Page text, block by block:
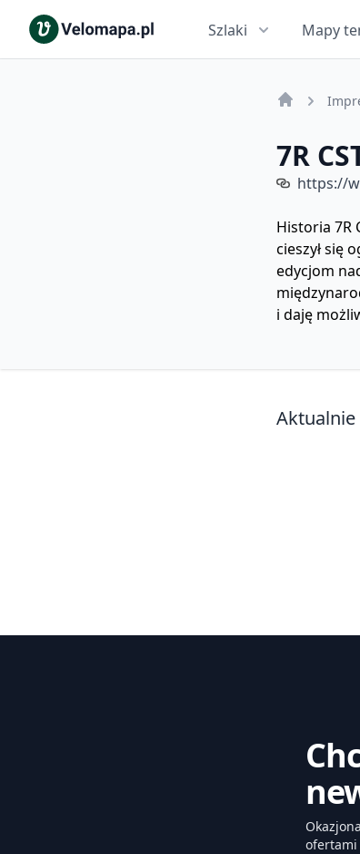
Szlaki Mapy
7R
https://
Historia 7R
cieszył się
edycjom
i daję
Aktualnie
ofertami